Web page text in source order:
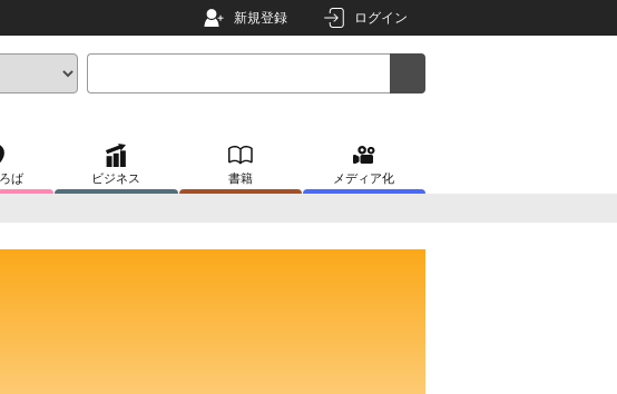
新規登録 ログイン
ば ビジネス 書籍 メディア化